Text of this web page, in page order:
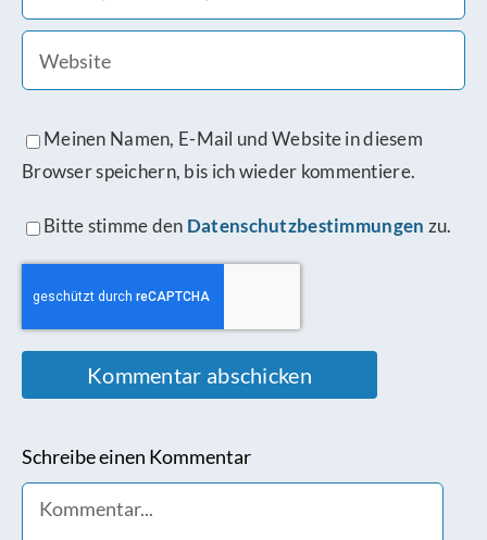
Meinen Namen, E-Mail und Website in diesem
Browser speichern, bis ich wieder kommentiere.
Bitte stimme den Datenschutzbestimmungen zu.
Schreibe einen Kommentar
Comment